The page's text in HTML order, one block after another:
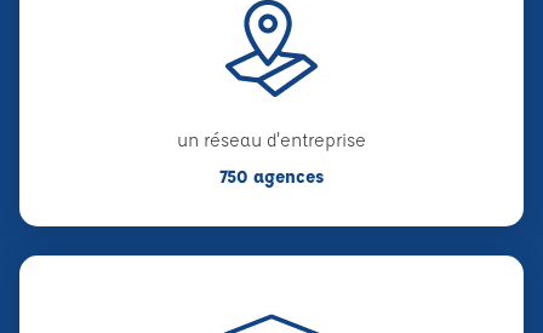
un réseau d'entreprise
750 agences